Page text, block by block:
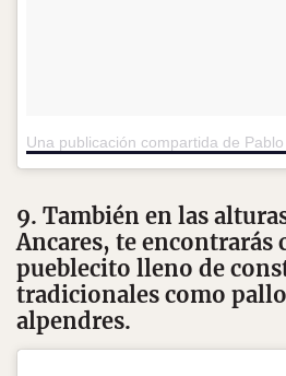
Una publicación compartida de
9. También en las
Ancares, te encontrarás
pueblecito lleno de
tradicionales como
alpendres.